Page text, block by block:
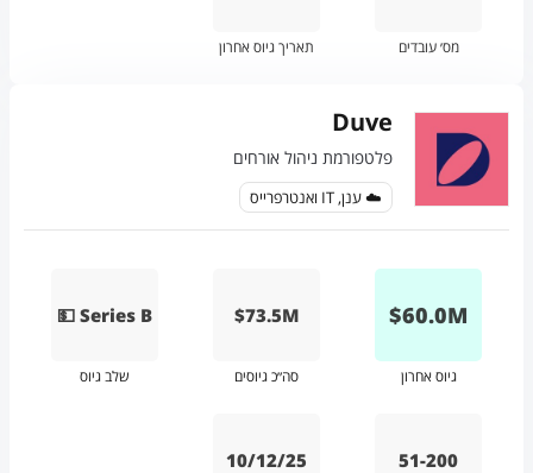
מס׳ עובדים תאריך גיוס אחרון
Duve
פלטפורמת ניהול אורחים
☁️ ענן, IT ואנטרפרייס
M
60.0
$
גיוס אחרון
$73.5M
סה״כ גיוסים
💵 Series B
שלב גיוס
51-200
10/12/25